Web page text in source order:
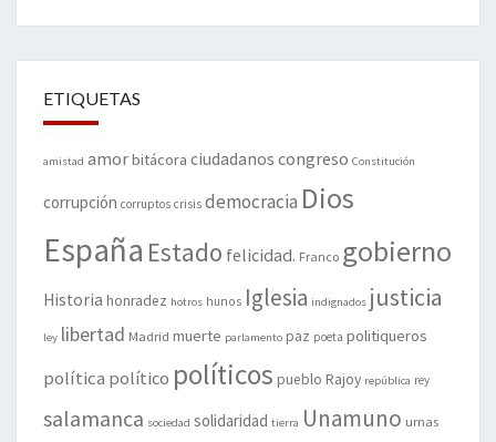
ETIQUETAS
amistad amorbitácora ciudadanos congreso Constitución
corrupción corruptos crisis democracia Dios
España Estado felicidad. Franco gobierno
Historia honradez hotros hunos Iglesia indignados justicia
ley libertad Madrid muerte parlamento paz poeta politiqueros
política político políticos pueblo Rajoy república rey
salamanca sociedad solidaridad tierra Unamuno urnas